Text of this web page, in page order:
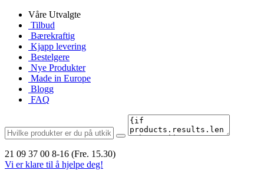
Våre Utvalgte
Tilbud
Bærekraftig
Kjapp levering
Bestelgere
Nye Produkter
Made in Europe
Blogg
FAQ
21 09 37 00 8-16 (Fre. 15.30)
Vi er klare til å hjelpe deg!